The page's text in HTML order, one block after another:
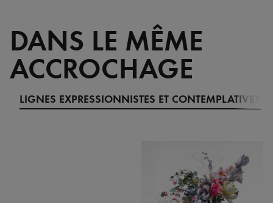
DANS LE MÊME
ACCROCHAGE
LIGNES EXPRESSIONNISTES ET CONTEMPLATIVES